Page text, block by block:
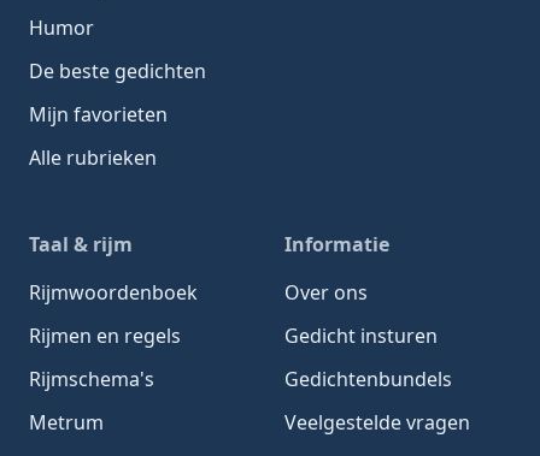
Humor
De beste gedichten
Mijn favorieten
Alle rubrieken
Taal & rijm
Rijmwoordenboek
Rijmen en regels
Rijmschema's
Metrum
Informatie
Over ons
Gedicht insturen
Gedichtenbundels
Veelgestelde vragen